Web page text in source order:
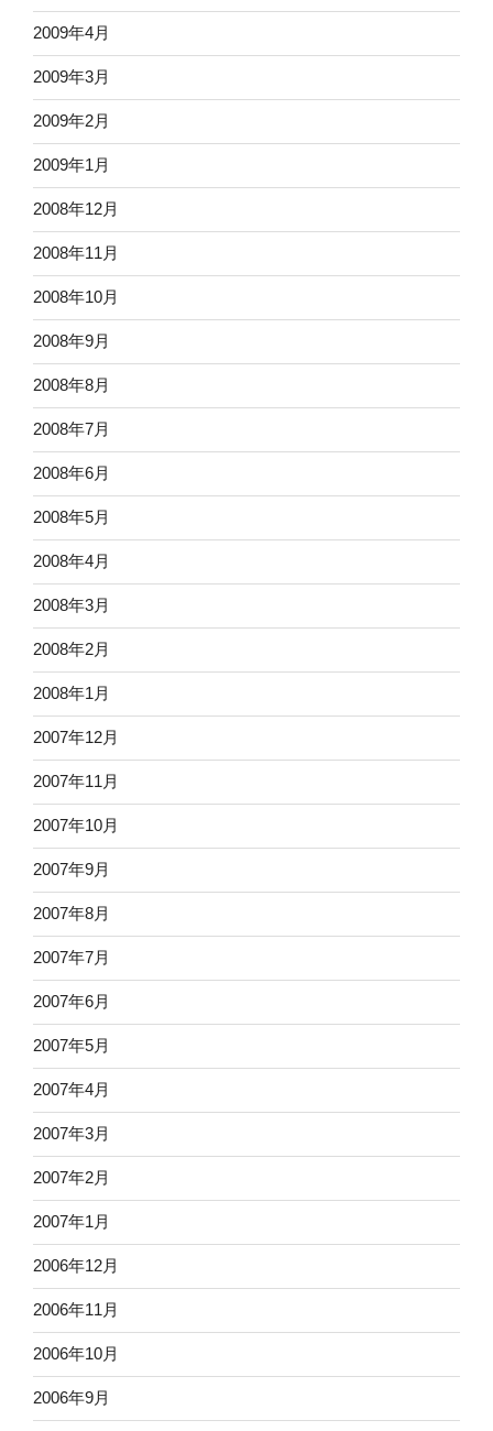
2009年4月
2009年3月
2009年2月
2009年1月
2008年12月
2008年11月
2008年10月
2008年9月
2008年8月
2008年7月
2008年6月
2008年5月
2008年4月
2008年3月
2008年2月
2008年1月
2007年12月
2007年11月
2007年10月
2007年9月
2007年8月
2007年7月
2007年6月
2007年5月
2007年4月
2007年3月
2007年2月
2007年1月
2006年12月
2006年11月
2006年10月
2006年9月